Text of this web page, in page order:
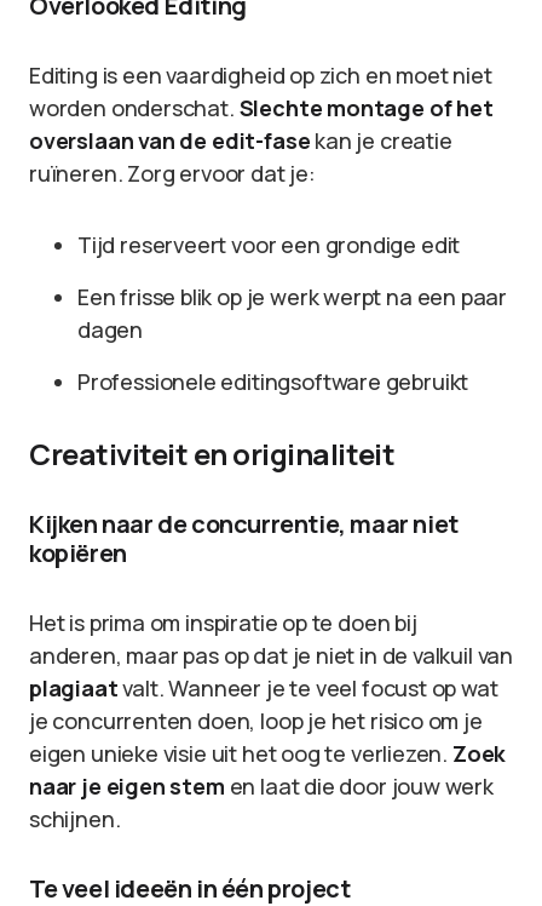
Editing is een vaardigheid op zich en moet niet
worden onderschat. Slechte montage of het
overslaan van de edit-fase kan je creatie
ruïneren. Zorg ervoor dat je:
Tijd reserveert voor een grondige edit
Een frisse blik op je werk werpt na een paar
dagen
Professionele editingsoftware gebruikt
Creativiteit en originaliteit
Kijken naar de concurrentie, maar niet
kopiëren
Het is prima om inspiratie op te doen bij
anderen, maar pas op dat je niet in de valkuil van
plagiaatvalt. Wanneer je te veel focust op wat
je concurrenten doen, loop je het risico om je
eigen unieke visie uit het oog te verliezen. Zoek
naar je eigen stem en laat die door jouw werk
schijnen.
Te veel ideeën in één project